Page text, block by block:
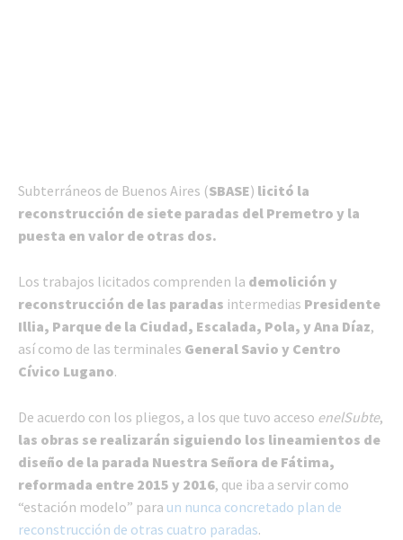
Subterráneos de Buenos Aires (SBASE) licitó la
reconstrucción de siete paradas del Premetro y la
puesta en valor de otras dos.
Los trabajos licitados comprenden la demolición y
reconstrucción de las paradas intermedias Presidente
Illia, Parque de la Ciudad, Escalada, Pola, y Ana Díaz,
así como de las terminales General Savio y Centro
Cívico Lugano.
De acuerdo con los pliegos, a los que tuvo acceso enelSubte,
las obras se realizarán siguiendo los lineamientos de
diseño de la parada Nuestra Señora de Fátima,
reformada entre 2015 y 2016, que iba a servir como
“estación modelo” para un nunca concretado plan de
reconstrucción de otras cuatro paradas.